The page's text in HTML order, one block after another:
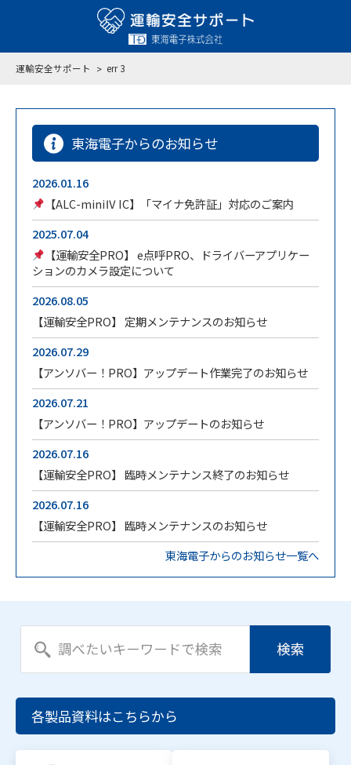
運輸安全サポート err 3
東海電子からのお知らせ
2026.01.16
【ALC-miniⅣ IC】「マイナ免許証」対応のご案内
2025.07.04
【運輸安全PRO】 e点呼PRO、ドライバーアプリケー
ションのカメラ設定について
2026.08.05
【運輸安全PRO】 定期メンテナンスのお知らせ
2026.07.29
【アンソバー！PRO】アップデート作業完了のお知らせ
2026.07.21
【アンソバー！PRO】アップデートのお知らせ
2026.07.16
【運輸安全PRO】 臨時メンテナンス終了のお知らせ
2026.07.16
【運輸安全PRO】 臨時メンテナンスのお知らせ
東海電子からのお知らせ一覧へ
各製品資料はこちらから